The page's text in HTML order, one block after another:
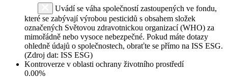
Uvádí se váha společností zastoupených ve fondu,
které se zabývají výrobou pesticidů s obsahem složek
označených Světovou zdravotnickou organizací (WHO) za
mimořádně nebo vysoce nebezpečné. Pokud máte dotazy
ohledně údajů o společnostech, obraťte se přímo na ISS ESG.
(Zdroj dat: ISS ESG)
Kontroverze v oblasti ochrany životního prostředí
0.00%